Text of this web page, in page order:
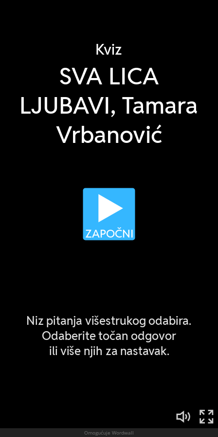
Omogućuje Wordwall